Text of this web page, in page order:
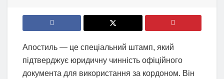
Апостиль — це спеціальний штамп, який
підтверджує юридичну чинність офіційного
документа для використання за кордоном. Він